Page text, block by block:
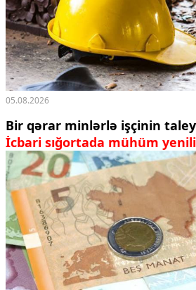
05.08.2026
Bir qərar minlərlə işçinin
İcbari sığortada mühüm